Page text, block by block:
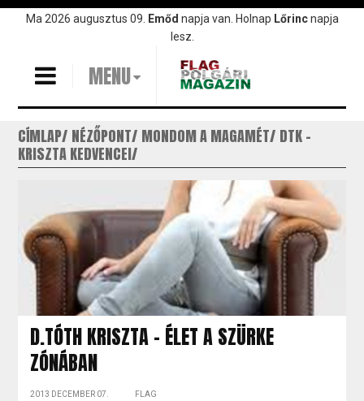
UgrásMa 2026 augusztus 09. Emőd napja van. Holnap Lőrincnapja
lesz.
MENU
CÍMLAP NÉZŐPONT MONDOM A MAGAMÉT DTK -
KRISZTA KEDVENCEI
D.TÓTH KRISZTA - ÉLET A SZÜRKE
ZÓNÁBAN
2013 DECEMBER 07. FLAG